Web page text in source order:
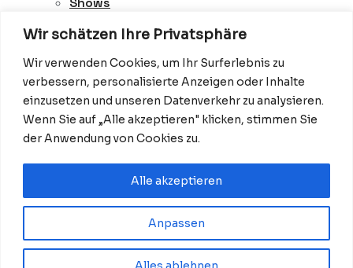
Wir schätzen Ihre Privatsphäre
Wir verwenden Cookies, um Ihr Surferlebnis zu
verbessern, personalisierte Anzeigen oder Inhalte
einzusetzen und unseren Datenverkehr zu analysieren.
Wenn Sie auf „Alle akzeptieren" klicken, stimmen Sie
der Anwendung von Cookies zu.
Anpassen
Alle akzeptieren
Museen
Red Carpet
Filmpremieren
Awards
Events
Hotel & Food
Restaurants
Food-News
Food-Festivals